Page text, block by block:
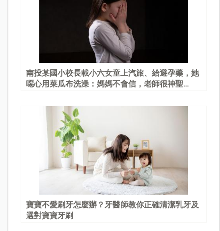
南投某國小校長載小六女童上汽旅、給避孕藥，她
噁心用菜瓜布洗澡：媽媽不會信，老師很神聖…
寶寶不愛刷牙怎麼辦？牙醫師教你正確清潔乳牙及
選對寶寶牙刷